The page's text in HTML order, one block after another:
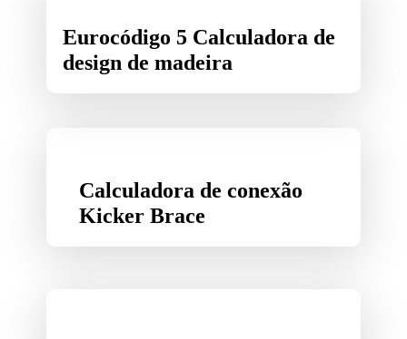
Eurocódigo 5 Calculadora de
design de madeira
Calculadora de conexão
Kicker Brace